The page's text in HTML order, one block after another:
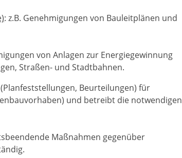
: z.B. Genehmigungen von Bauleitplänen und
von Anlagen zur Energiegewinnung
Straßen- und Stadtbahnen.
(Planfeststellungen, Beurteilungen) für
und betreibt die notwendigen
Maßnahmen gegenüber